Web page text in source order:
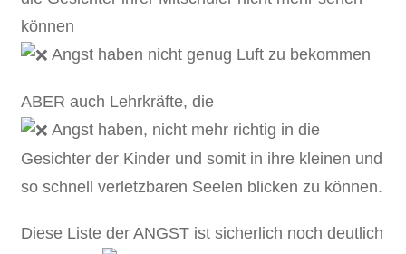
können
Angst haben nicht genug Luft zu bekommen
ABER auch Lehrkräfte, die
Angst haben, nicht mehr richtig in die
Gesichter der Kinder und somit in ihre kleinen und
so schnell verletzbaren Seelen blicken zu können.
Diese Liste der ANGST ist sicherlich noch deutlich